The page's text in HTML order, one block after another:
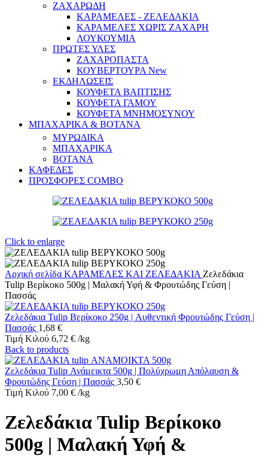
ΖΑΧΑΡΩΔΗ
ΚΑΡΑΜΕΛΕΣ - ΖΕΛΕΔΑΚΙΑ
ΚΑΡΑΜΕΛΕΣ ΧΩΡΙΣ ΖΑΧΑΡΗ
ΛΟΥΚΟΥΜΙΑ
ΠΡΩΤΕΣ ΥΛΕΣ
ΖΑΧΑΡΟΠΑΣΤΑ
ΚΟΥΒΕΡΤΟΥΡΑNew
ΕΚΔΗΛΩΣΕΙΣ
ΚΟΥΦΕΤΑ ΒΑΠΤΙΣΗΣ
ΚΟΥΦΕΤΑ ΓΑΜΟΥ
ΚΟΥΦΕΤΑ ΜΝΗΜΟΣΥΝΟΥ
ΜΠΑΧΑΡΙΚΑ & ΒΟΤΑΝΑ
ΜΥΡΩΔΙΚΑ
ΜΠΑΧΑΡΙΚΑ
ΒΟΤΑΝΑ
ΚΑΦΕΔΕΣ
ΠΡΟΣΦΟΡΕΣ COMBO
Click to enlarge
Αρχική σελίδα ΚΑΡΑΜΕΛΕΣ ΚΑΙ ΖΕΛΕΔΑΚΙΑΖελεδάκια
Tulip Βερίκοκο 500g | Μαλακή Υφή & Φρουτώδης Γεύση |
Πασσάς
Ζελεδάκια Tulip Βερίκοκο 250g | Αυθεντική Φρουτώδης Γεύση |
Πασσάς 1,68 €
Τιμή Κιλού 6,72 € /kg
Back to products
Ζελεδάκια Tulip Ανάμεικτα 500g | Πολύχρωμη Απόλαυση &
Φρουτώδης Γεύση | Πασσάς 3,50 €
Τιμή Κιλού 7,00 € /kg
Ζελεδάκια Tulip Βερίκοκο
500g | Μαλακή Υφή &